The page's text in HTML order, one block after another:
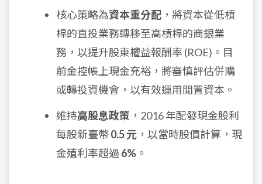
核心策略為資本重分配 ，將資本從低槓
桿的直投業務轉移至高槓桿的商銀業
務，以提升股東權益報酬率 (ROE)。目
前金控帳上現金充裕，將審慎評估併購
或轉投資機會，以有效運用閒置資本。
維持高股息政策 ，2016 年配發現金股利
每股新臺幣0.5 元 ，以當時股價計算，現
金殖利率超過 6% 。